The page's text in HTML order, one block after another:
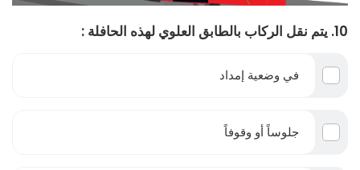
10. يتم نقل الركاب بالطابق العلوي لهذه الحافلة :
في وضعية إمداد
جلوساً أو وقوفاً